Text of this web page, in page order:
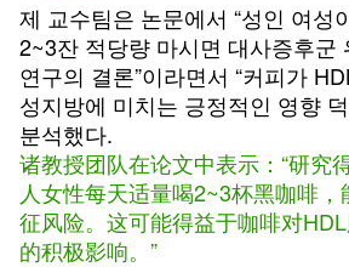
제 교수팀은 논문에서 “성인 여성
2~3잔 적당량 마시면 대사증후군
연구의 결론”이라면서 “커피가
성지방에 미치는 긍정적인 영향
분석했다.
诸教授团队在论文中表示：“研究
人女性每天适量喝2~3杯黑咖啡
征风险。这可能得益于咖啡对
的积极影响。”